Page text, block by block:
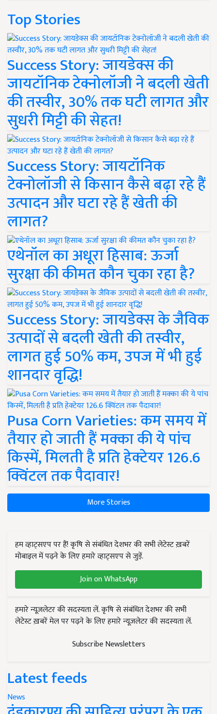
Top Stories
Success Story: जायडेक्स की
जायटॉनिक टेक्नोलॉजी ने बदली खेती
की तस्वीर, 30% तक घटी लागत और
सुधरी मिट्टी की सेहत!
Success Story: जायटॉनिक
टेक्नोलॉजी से किसान कैसे बढ़ा रहे हैं
उत्पादन और घटा रहे हैं खेती की
लागत?
एथेनॉल का अधूरा हिसाब: ऊर्जा
सुरक्षा की कीमत कौन चुका रहा है?
Success Story: जायडेक्स के जैविक
उत्पादों से बदली खेती की तस्वीर,
लागत हुई 50% कम, उपज में भी हुई
शानदार वृद्धि!
Pusa Corn Varieties: कम समय में
तैयार हो जाती हैं मक्का की ये पांच
किस्में, मिलती है प्रति हेक्टेयर 126.6
क्विंटल तक पैदावार!
More Stories
हम व्हाट्सएप पर हैं! कृषि से संबंधित देशभर की सभी लेटेस्ट ख़बरें
मोबाइल में पढ़ने के लिए हमारे व्हाट्सएप से जुड़ें.
Join on WhatsApp
हमारे न्यूज़लेटर की सदस्यता लें. कृषि से संबंधित देशभर की सभी
लेटेस्ट ख़बरें मेल पर पढ़ने के लिए हमारे न्यूज़लेटर की सदस्यता लें.
Subscribe Newsletters
Latest feeds
News